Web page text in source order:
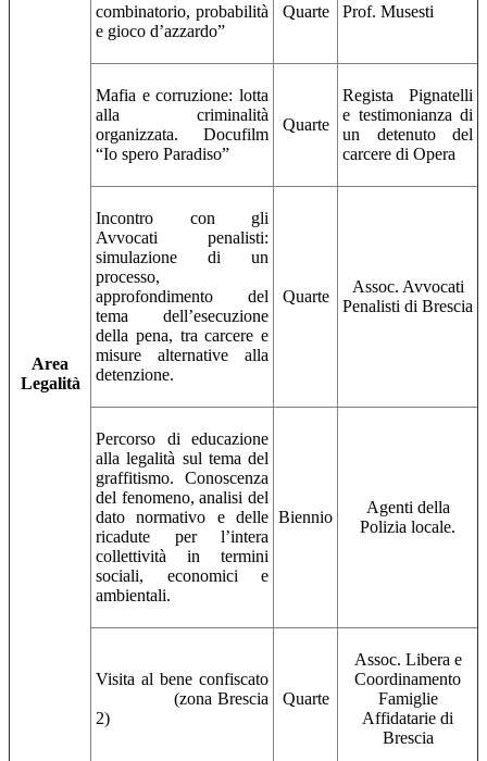
Area
Legalità
combinatorio, probabilità
e gioco d’azzardo”
Quarte Prof. Musesti
Mafia e corruzione: lotta
alla criminalità
organizzata. Docufilm
“Io spero Paradiso”
Quarte
Regista Pignatelli
e testimonianza di
un detenuto del
carcere di Opera
Incontro con gli
Avvocati penalisti:
simulazione di un
processo,
approfondimento del
tema dell’esecuzione
della pena, tra carcere e
misure alternative alla
detenzione.
Quarte
Assoc. Avvocati
Penalisti di Brescia
Percorso di educazione
alla legalità sul tema del
graffitismo. Conoscenza
del fenomeno, analisi del
dato normativo e delle
ricadute per l’intera
collettività in termini
sociali, economici e
ambientali.
Biennio
Agenti della
Polizia locale.
Visita al bene confiscato
(zona Brescia
2)
Quarte
Assoc. Libera e
Coordinamento
Famiglie
Affidatarie di
Brescia